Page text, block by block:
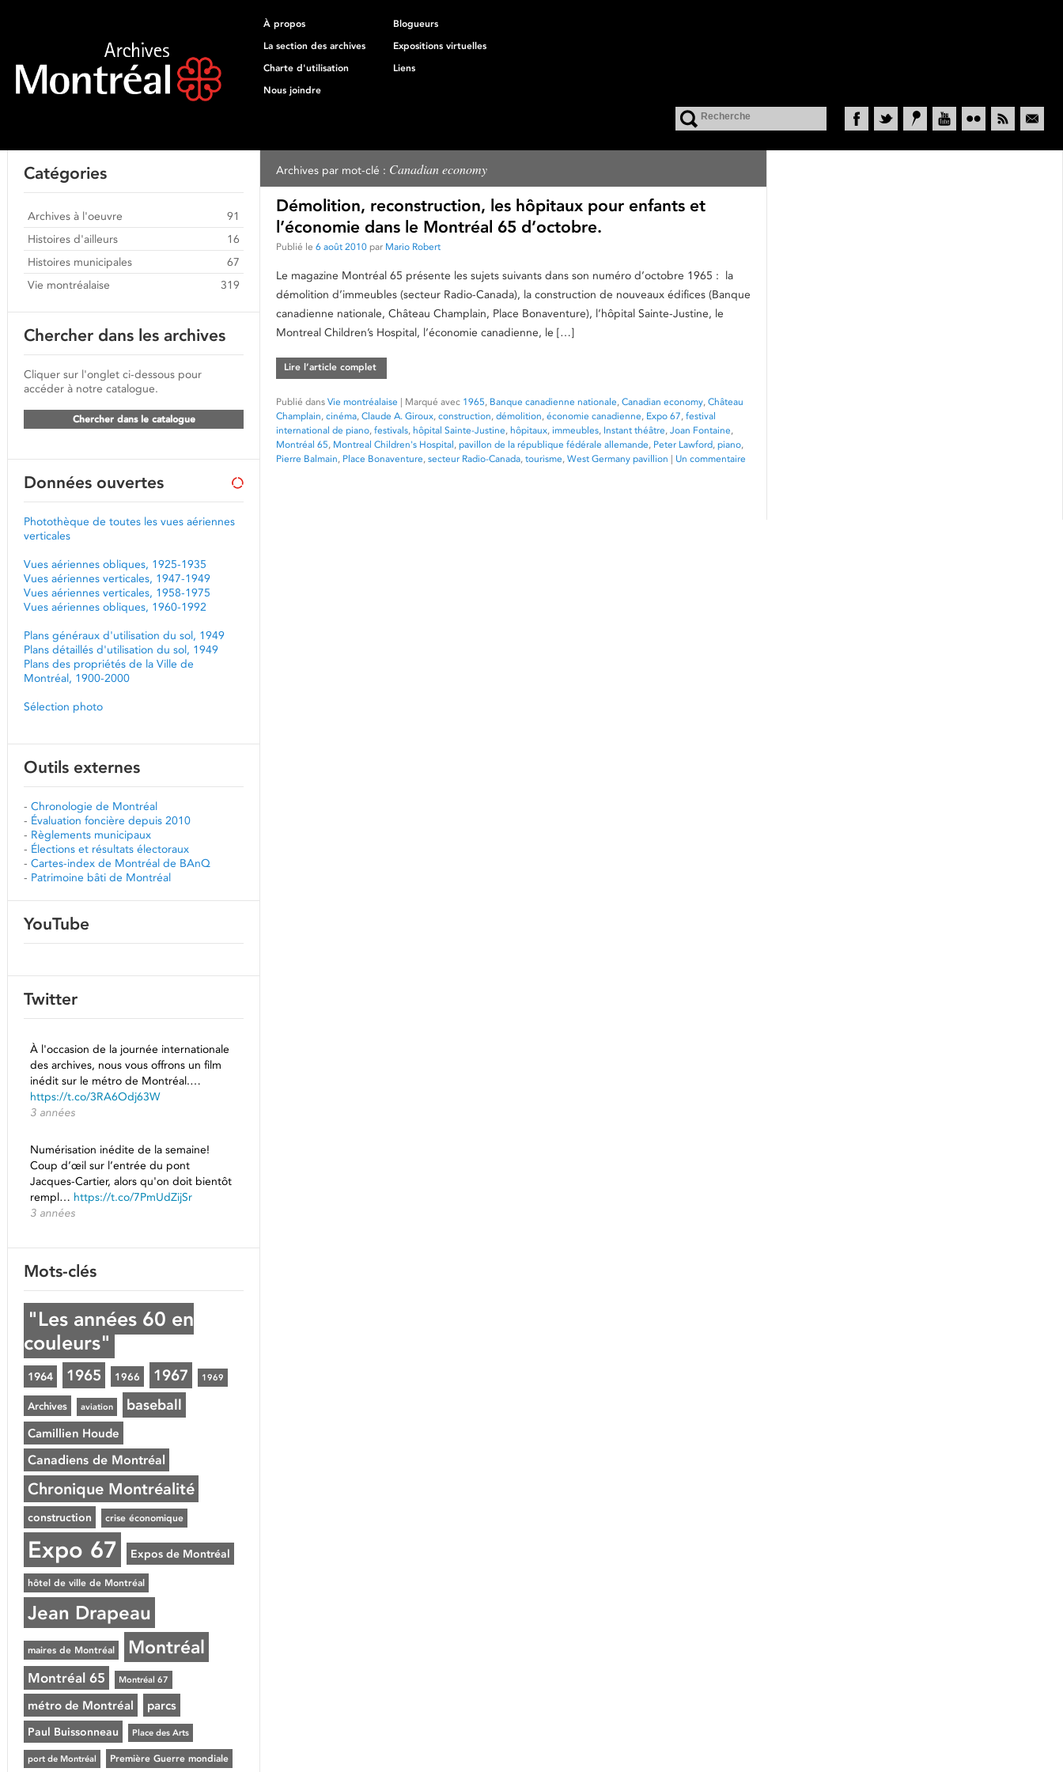
À propos
Blogueurs
La section des archives
Expositions virtuelles
Charte d'utilisation
Liens
Nous joindre
Archives par mot-clé : Canadian economy
Démolition, reconstruction, les hôpitaux pour enfants et
l’économie dans le Montréal 65 d’octobre.
Publié le 6 août 2010 par Mario Robert
Le magazine Montréal 65 présente les sujets suivants dans son numéro d’octobre 1965 : la
démolition d’immeubles (secteur Radio-Canada), la construction de nouveaux édifices (Banque
canadienne nationale, Château Champlain, Place Bonaventure), l’hôpital Sainte-Justine, le
Montreal Children’s Hospital, l’économie canadienne, le […]
Lire l’article complet
Publié dans Vie montréalaise | Marqué avec 1965, Banque canadienne nationale, Canadian economy, Château
Champlain, cinéma, Claude A. Giroux, construction, démolition, économie canadienne, Expo 67, festival
international de piano, festivals, hôpital Sainte-Justine, hôpitaux, immeubles, Instant théâtre, Joan Fontaine,
Montréal 65, Montreal Children's Hospital, pavillon de la république fédérale allemande, Peter Lawford, piano,
Pierre Balmain, Place Bonaventure, secteur Radio-Canada, tourisme, West Germany pavillion | Un commentaire
Catégories
Archives à l'oeuvre
91
Histoires d'ailleurs
16
Histoires municipales
67
Vie montréalaise
319
Chercher dans les archives
Cliquer sur l'onglet ci-dessous pour
accéder à notre catalogue.
Chercher dans le catalogue
Données ouvertes
Photothèque de toutes les vues aériennes
verticales
Vues aériennes obliques, 1925-1935
Vues aériennes verticales, 1947-1949
Vues aériennes verticales, 1958-1975
Vues aériennes obliques, 1960-1992
Plans généraux d'utilisation du sol, 1949
Plans détaillés d'utilisation du sol, 1949
Plans des propriétés de la Ville de
Montréal, 1900-2000
Sélection photo
Outils externes
- Chronologie de Montréal
- Évaluation foncière depuis 2010
- Règlements municipaux
- Élections et résultats électoraux
- Cartes-index de Montréal de BAnQ
- Patrimoine bâti de Montréal
YouTube
Twitter
À l'occasion de la journée internationale
des archives, nous vous offrons un film
inédit sur le métro de Montréal.…
https://t.co/3RA6Odj63W
3 années
Numérisation inédite de la semaine!
Coup d’œil sur l’entrée du pont
Jacques-Cartier, alors qu'on doit bientôt
rempl… https://t.co/7PmUdZijSr
3 années
Mots-clés
"Les années 60 en
couleurs"
1964 1965 1966 1967 1969
Archives aviation baseball
Camillien Houde
Canadiens de Montréal
Chronique Montréalité
construction crise économique
Expo 67 Expos de Montréal
hôtel de ville de Montréal
Jean Drapeau
maires de Montréal Montréal
Montréal 65 Montréal 67
métro de Montréal parcs
Paul Buissonneau Place des Arts
port de Montréal Première Guerre mondiale